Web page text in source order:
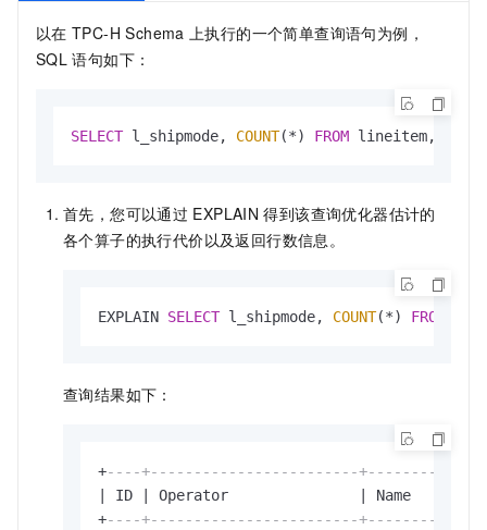
以在 TPC-H Schema 上执行的一个简单查询语句为例，
SQL 语句如下：
SELECT l_shipmode, COUNT(*) FROM lineitem,
首先，您可以通过 EXPLAIN 得到该查询优化器估计的
各个算子的执行代价以及返回行数信息。
EXPLAIN SELECT l_shipmode, COUNT(*) FROM
查询结果如下：
+----+------------------------+----------
ID Operator Name
+----+------------------------+----------